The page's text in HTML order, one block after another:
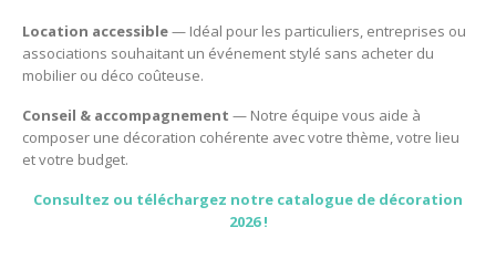
Location accessible— Idéal pour les particuliers, entreprises ou
associations souhaitant un événement stylé sans acheter du
mobilier ou déco coûteuse.
Conseil & accompagnement — Notre équipe vous aide à
composer une décoration cohérente avec votre thème, votre lieu
et votre budget.
Consultez ou téléchargez notre catalogue de décoration
2026 !